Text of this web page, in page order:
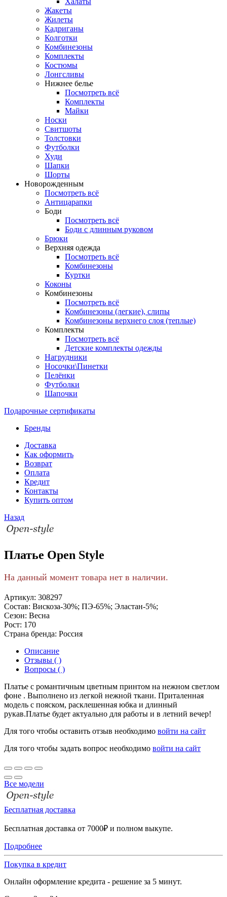
Жакеты
Жилеты
Кадриганы
Колготки
Комбинезоны
Комплекты
Костюмы
Лонгсливы
Нижнее белье
Посмотреть всё
Комплекты
Майки
Носки
Свитшоты
Толстовки
Футболки
Худи
Шапки
Шорты
Новорожденным
Посмотреть всё
Антицарапки
Боди
Посмотреть всё
Боди с длинным руковом
Брюки
Верхняя одежда
Посмотреть всё
Комбинезоны
Куртки
Коконы
Комбинезоны
Посмотреть всё
Комбинезоны (легкие), слипы
Комбинезоны верхнего слоя (теплые)
Комплекты
Посмотреть всё
Детские комплекты одежды
Нагрудники
Носочки\Пинетки
Пелёнки
Футболки
Шапочки
Подарочные сертификаты
Бренды
Доставка
Как оформить
Возврат
Оплата
Кредит
Контакты
Купить оптом
Назад
Платье Open Style
На данный момент товара нет в наличии.
Артикул: 308297
Состав: Вискоза-30%; ПЭ-65%; Эластан-5%;
Сезон: Весна
Рост: 170
Страна бренда: Россия
Описание
Отзывы ( )
Вопросы ( )
Платье с романтичным цветным принтом на нежном светлом
фоне . Выполнено из легкой нежной ткани. Приталенная
модель с пояском, расклешенная юбка и длинный
рукав.Платье будет актуально для работы и в летний вечер!
Для того чтобы оставить отзыв необходимо войти на сайт
Для того чтобы задать вопрос необходимо войти на сайт
Все модели
Бесплатная доставка
Бесплатная доставка от 7000₽ и полном выкупе.
Подробнее
Покупка в кредит
Онлайн оформление кредита - решение за 5 минут.